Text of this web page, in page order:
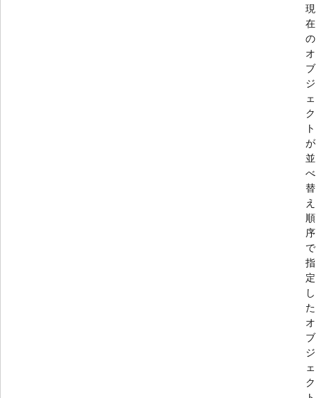
現
在
の
オ
ブ
ジ
ェ
ク
ト
が
並
べ
替
え
順
序
で
指
定
し
た
オ
ブ
ジ
ェ
ク